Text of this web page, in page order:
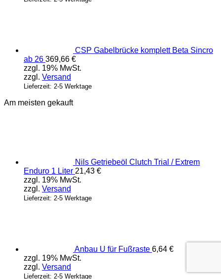
CSP Gabelbrücke komplett Beta Sincro
ab 26 369,66 €
zzgl. 19% MwSt.
zzgl. Versand
Lieferzeit: 2-5 Werktage
Am meisten gekauft
Nils Getriebeöl Clutch Trial / Extrem
Enduro 1 Liter 21,43 €
zzgl. 19% MwSt.
zzgl. Versand
Lieferzeit: 2-5 Werktage
Anbau U für Fußraste 6,64 €
zzgl. 19% MwSt.
zzgl. Versand
Lieferzeit: 2-5 Werktage